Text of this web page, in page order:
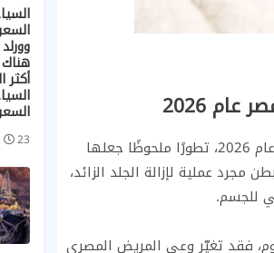
2026
شهدت جراحات تنسيق القوام في مصر خلال السنوات الأخيرة، وبشكل خاص مع دخول عام 2026، تطورًا ملحوظًا جعلها
مجرد عملية لإزالة الجلد الزائد،
للجسم.
فقد تغيّر وعي المريض المصري
أكثر
23 يونيو 2026